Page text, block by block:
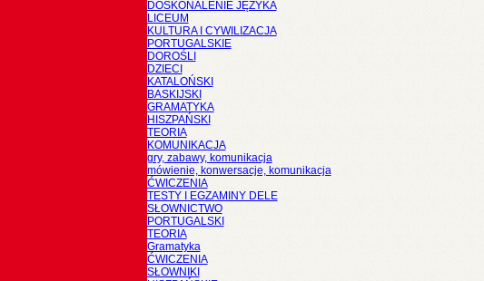
DOSKONALENIE JĘZYKA
LICEUM
KULTURA I CYWILIZACJA
PORTUGALSKIE
DOROŚLI
DZIECI
KATALOŃSKI
BASKIJSKI
GRAMATYKA
HISZPAŃSKI
TEORIA
KOMUNIKACJA
gry, zabawy, komunikacja
mówienie, konwersacje, komunikacja
ĆWICZENIA
TESTY I EGZAMINY DELE
SŁOWNICTWO
PORTUGALSKI
TEORIA
Gramatyka
ĆWICZENIA
SŁOWNIKI